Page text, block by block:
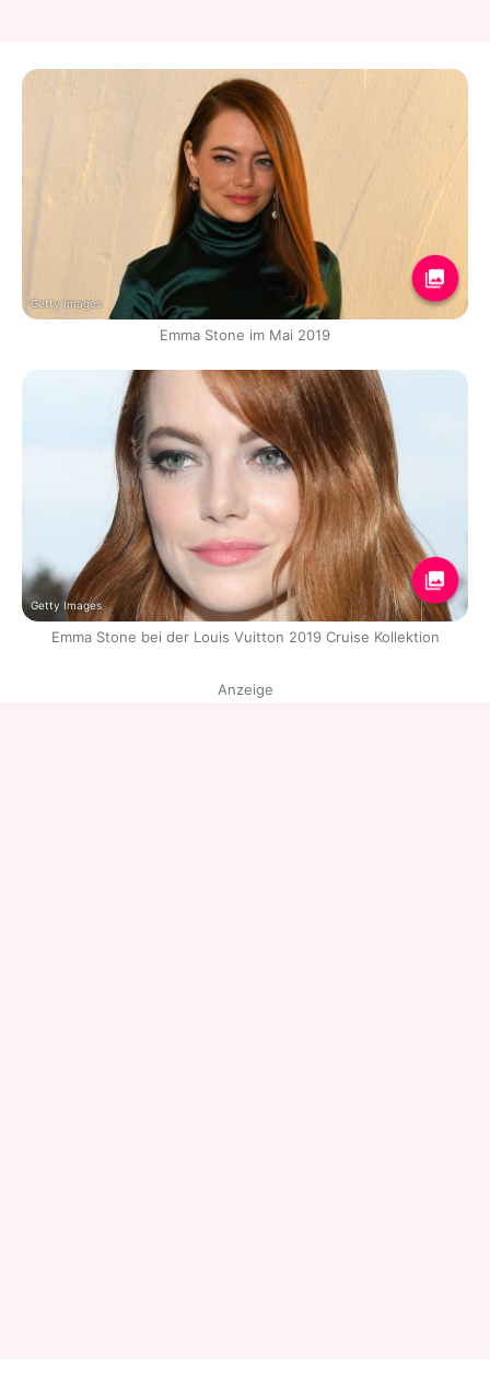
Getty Images
Emma Stone im Mai 2019
Getty Images
Emma Stone bei der Louis Vuitton 2019 Cruise Kollektion
Anzeige